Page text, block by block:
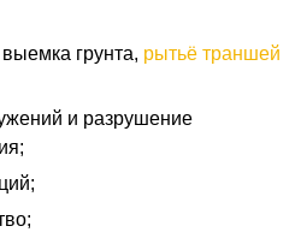
выемка грунта, рытьё траншей
и разрушение